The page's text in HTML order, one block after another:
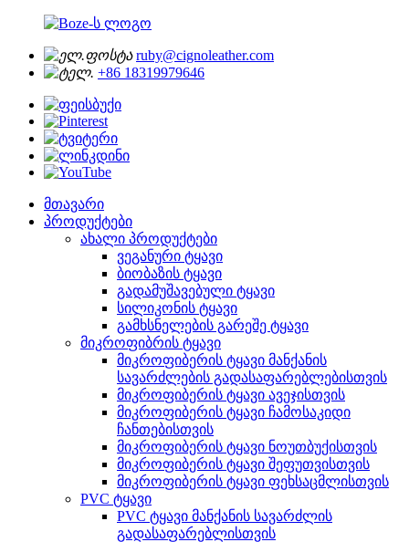
ruby@cignoleather.com
+86 18319979646
მთავარი
პროდუქტები
ახალი პროდუქტები
ვეგანური ტყავი
ბიობაზის ტყავი
გადამუშავებული ტყავი
სილიკონის ტყავი
გამხსნელების გარეშე ტყავი
მიკროფიბრის ტყავი
მიკროფიბერის ტყავი მანქანის
სავარძლების გადასაფარებლებისთვის
მიკროფიბერის ტყავი ავეჯისთვის
მიკროფიბერის ტყავი ჩამოსაკიდი
ჩანთებისთვის
მიკროფიბერის ტყავი ნოუთბუქისთვის
მიკროფიბერის ტყავი შეფუთვისთვის
მიკროფიბერის ტყავი ფეხსაცმლისთვის
PVC ტყავი
PVC ტყავი მანქანის სავარძლის
გადასაფარებლისთვის